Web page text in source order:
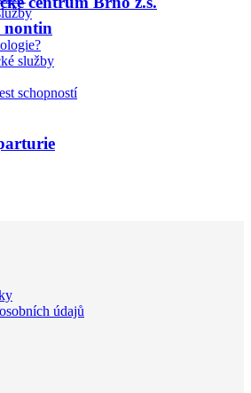
služby
schopností
nontin
údajů